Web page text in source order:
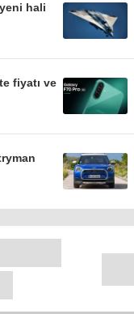
hali
fiyatı ve